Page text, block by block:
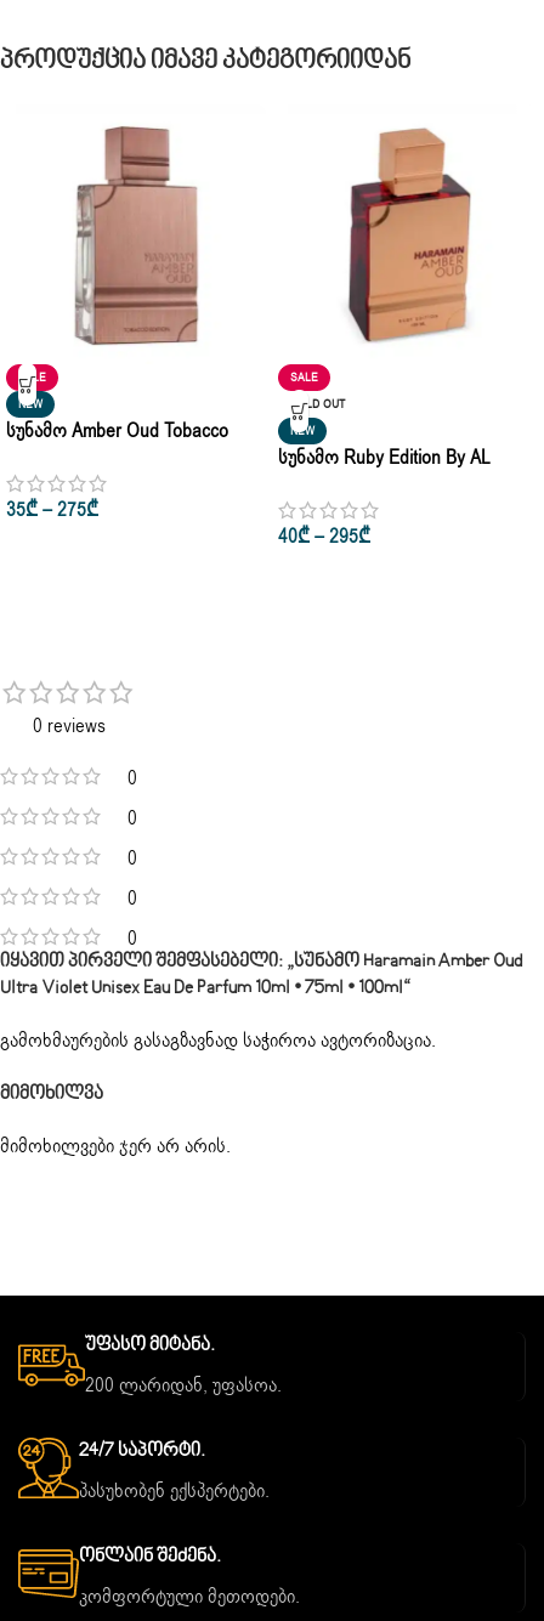
Პროდუქცია Იმავე Კატეგორიიდან
SALE
NEW
Სუნამო Amber Oud Tobacco
De Parfum 10ml • 100ml
35₾–275₾
SALE
SOLD OUT
NEW
Სუნამო Ruby Edition By AL
75ml • 100ml
40₾–295₾
0 reviews
0
0
0
0
0
Მიმოხილვა
მიმოხილვები ჯერ არ არის.
Იყავით Პირველი Შემფასებელი: „სუნამო Haramain Amber Oud
Ultra Violet Unisex Eau De Parfum 10ml • 75ml • 100ml“
გამოხმაურების გასაგზავნად საჭიროაავტორიზაცია.
Უფასო Მიტანა.
200 ლარიდან, უფასოა.
24/7 Საპორტი.
პასუხობენ ექსპერტები.
Ონლაინ Შეძენა.
კომფორტული მეთოდები.